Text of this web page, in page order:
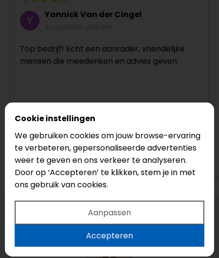
Yannick Van der Cingel
Top bedrijf! Echt een aanrader, vriendelijke
mensen die meedenken en advies geven.
Bekijk op Google
Cookie instellingen
We gebruiken cookies om jouw browse-ervaring
te verbeteren, gepersonaliseerde advertenties
weer te geven en ons verkeer te analyseren.
Door op ‘Accepteren’ te klikken, stem je in met
ons gebruik van cookies.
Aanpassen
Accepteren